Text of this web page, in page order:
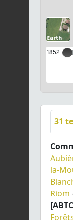
1852
31
la-
Riom